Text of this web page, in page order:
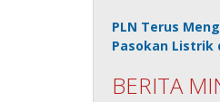
PLN Terus
Pasokan Listrik
BERITA